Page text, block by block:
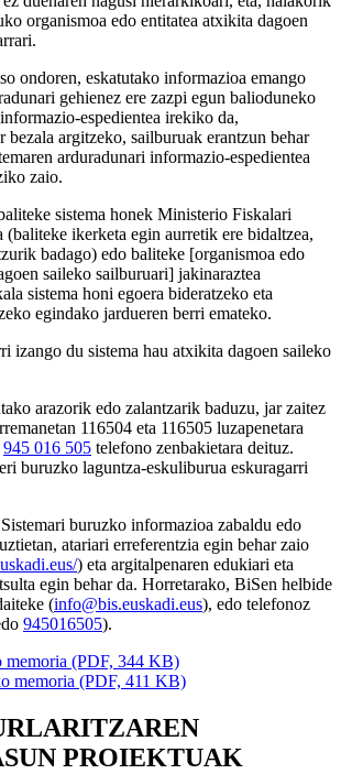
organismoa edo entitatea atxikita dagoen
ondoren, eskatutako informazioa emango
gehienez ere zazpi egun balioduneko
espedientea irekiko da,
bezala argitzeko, sailburuak erantzun behar
arduradunari informazio-espedientea
zaio.
sistema honek Ministerio Fiskalari
(baliteke ikerketa egin aurretik ere bidaltzea,
badago) edo baliteke [organismoa edo
saileko sailburuari] jakinaraztea
sistema honi egoera bideratzeko eta
egindako jardueren berri emateko.
izango du sistema hau atxikita dagoen saileko
arazorik edo zalantzarik baduzu, jar zaitez
116504 eta 116505 luzapenetara
945 016 505 telefono zenbakietara deituz.
buruzko laguntza-eskuliburua eskuragarri
buruzko informazioa zabaldu edo
atariari erreferentzia egin behar zaio
) eta argitalpenaren edukiari eta
egin behar da. Horretarako, BiSen helbide
(info@bis.euskadi.eus), edo telefonoz
945016505).
memoria (PDF, 344 KB)
memoria (PDF, 411 KB)
PROIEKTUAK